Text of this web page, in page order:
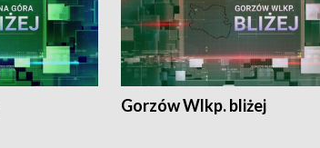
Gorzów Wlkp. bliżej